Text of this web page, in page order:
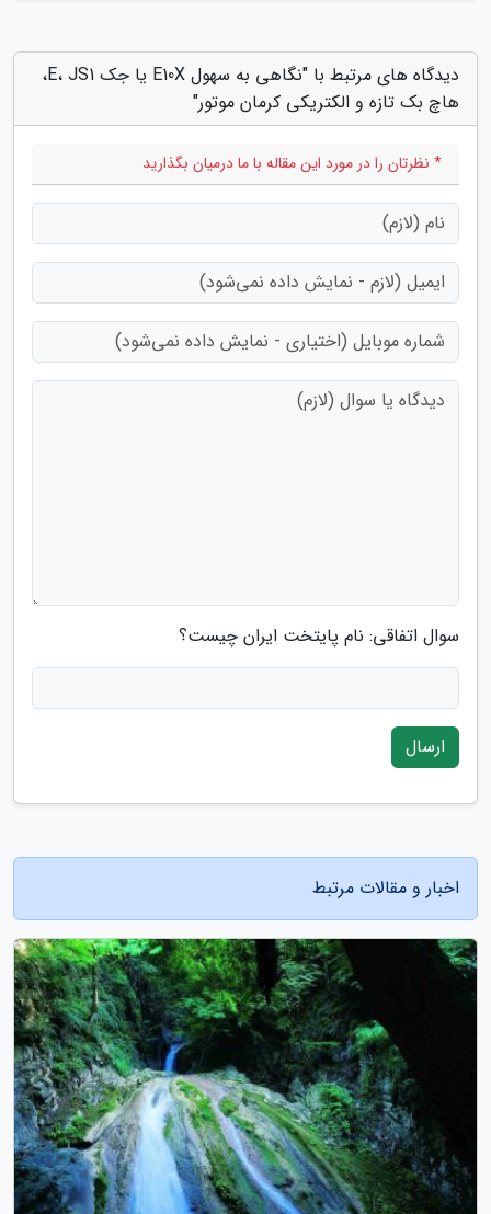
دیدگاه های مرتبط با "نگاهی به سهول E10X یا جک E، JS1،
هاچ بک تازه و الکتریکی کرمان موتور"
* نظرتان را در مورد این مقاله با ما درمیان بگذارید
سوال اتفاقی: نام پایتخت ایران چیست؟
ارسال
اخبار و مقالات مرتبط